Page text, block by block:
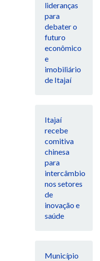
lideranças
para
debater o
futuro
econômico
e
imobiliário
de Itajaí
Itajaí
recebe
comitiva
chinesa
para
intercâmbio
nos setores
de
inovação e
saúde
Município